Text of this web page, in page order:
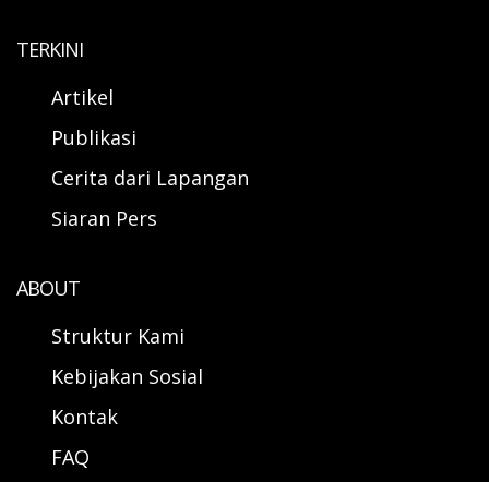
TERKINI
Artikel
Publikasi
Cerita dari Lapangan
Siaran Pers
ABOUT
Struktur Kami
Kebijakan Sosial
Kontak
FAQ